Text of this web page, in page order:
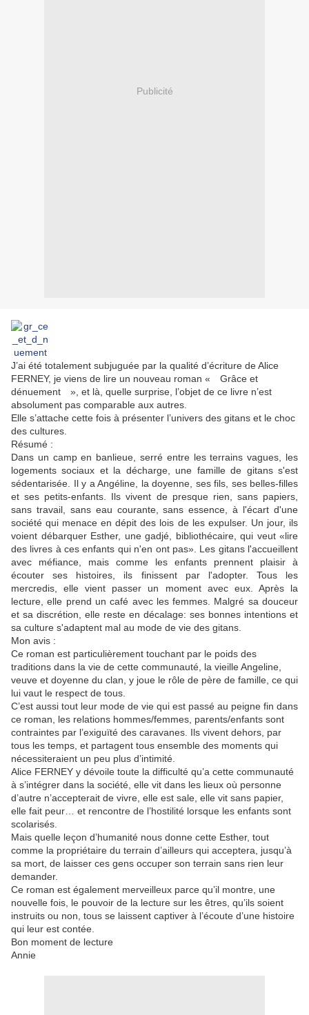
Publicité
J’ai été totalement subjuguée par la qualité d’écriture de Alice
FERNEY, je viens de lire un nouveau roman « Grâce et
dénuement », et là, quelle surprise, l’objet de ce livre n’est
absolument pas comparable aux autres.
Elle s’attache cette fois à présenter l’univers des gitans et le choc
des cultures.
Résumé :
Dans un camp en banlieue, serré entre les terrains vagues, les
logements sociaux et la décharge, une famille de gitans s'est
sédentarisée. Il y a Angéline, la doyenne, ses fils, ses belles-filles
et ses petits-enfants. Ils vivent de presque rien, sans papiers,
sans travail, sans eau courante, sans essence, à l'écart d'une
société qui menace en dépit des lois de les expulser. Un jour, ils
voient débarquer Esther, une gadjé, bibliothécaire, qui veut «lire
des livres à ces enfants qui n'en ont pas». Les gitans l'accueillent
avec méfiance, mais comme les enfants prennent plaisir à
écouter ses histoires, ils finissent par l'adopter. Tous les
mercredis, elle vient passer un moment avec eux. Après la
lecture, elle prend un café avec les femmes. Malgré sa douceur
et sa discrétion, elle reste en décalage: ses bonnes intentions et
sa culture s'adaptent mal au mode de vie des gitans.
Mon avis :
Ce roman est particulièrement touchant par le poids des
traditions dans la vie de cette communauté, la vieille Angeline,
veuve et doyenne du clan, y joue le rôle de père de famille, ce qui
lui vaut le respect de tous.
C’est aussi tout leur mode de vie qui est passé au peigne fin dans
ce roman, les relations hommes/femmes, parents/enfants sont
contraintes par l’exiguïté des caravanes. Ils vivent dehors, par
tous les temps, et partagent tous ensemble des moments qui
nécessiteraient un peu plus d’intimité.
Alice FERNEY y dévoile toute la difficulté qu’a cette communauté
à s’intégrer dans la société, elle vit dans les lieux où personne
d’autre n’accepterait de vivre, elle est sale, elle vit sans papier,
elle fait peur… et rencontre de l’hostilité lorsque les enfants sont
scolarisés.
Mais quelle leçon d’humanité nous donne cette Esther, tout
comme la propriétaire du terrain d’ailleurs qui acceptera, jusqu’à
sa mort, de laisser ces gens occuper son terrain sans rien leur
demander.
Ce roman est également merveilleux parce qu’il montre, une
nouvelle fois, le pouvoir de la lecture sur les êtres, qu’ils soient
instruits ou non, tous se laissent captiver à l’écoute d’une histoire
qui leur est contée.
Bon moment de lecture
Annie